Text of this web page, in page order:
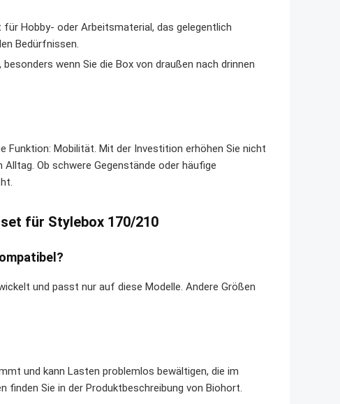
Hobby- oder Arbeitsmaterial, das gelegentlich
Bedürfnissen.
wenn Sie die Box von draußen nach drinnen
Funktion: Mobilität. Mit der Investition erhöhen Sie nicht
Ob schwere Gegenstände oder häufige
für Stylebox 170/210
und passt nur auf diese Modelle. Andere Größen
und kann Lasten problemlos bewältigen, die im
finden Sie in der Produktbeschreibung von Biohort.